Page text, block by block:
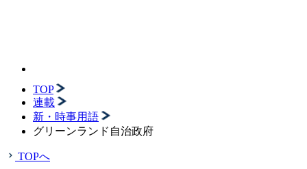
TOP
連載
新・時事用語
グリーンランド自治政府
TOPへ